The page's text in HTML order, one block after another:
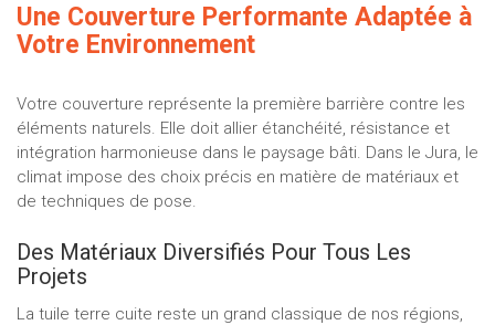
Une Couverture Performante Adaptée à
Votre Environnement
Votre couverture représente la première barrière contre les
éléments naturels. Elle doit allier étanchéité, résistance et
intégration harmonieuse dans le paysage bâti. Dans le Jura, le
climat impose des choix précis en matière de matériaux et
de techniques de pose.
Des Matériaux Diversifiés Pour Tous Les
Projets
La tuile terre cuite reste un grand classique de nos régions,